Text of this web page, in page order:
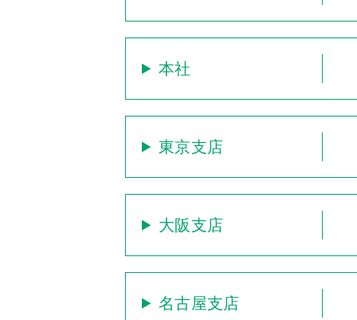
本社
東京支店
大阪支店
名古屋支店